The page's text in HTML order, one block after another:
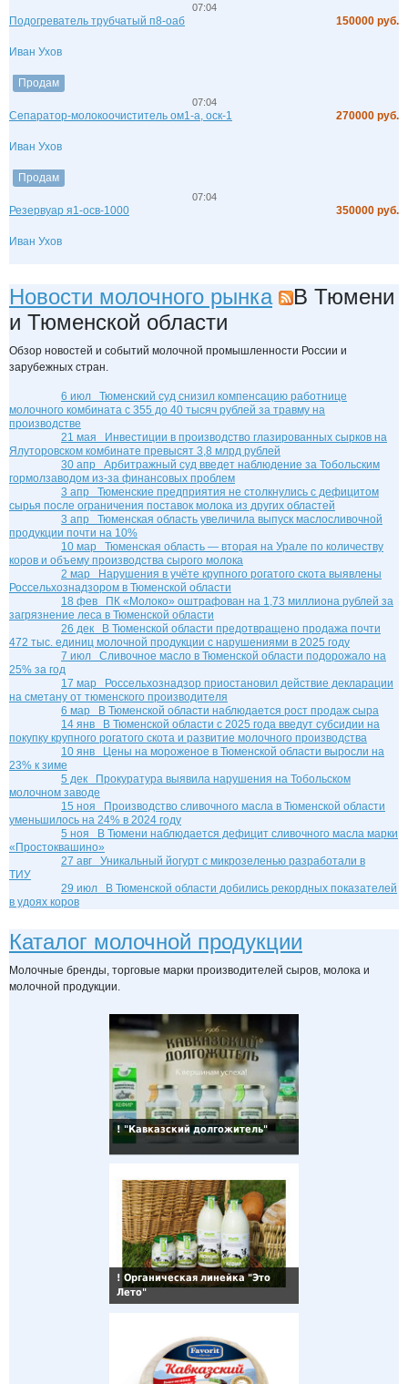
07:04
Подогреватель трубчатый п8-оаб 150000 руб.
Иван Ухов
Продам
07:04
Сепаратор-молокоочиститель ом1-а, оск-1 270000 руб.
Иван Ухов
Продам
07:04
Резервуар я1-осв-1000 350000 руб.
Иван Ухов
Новости молочного рынка
В Тюмени
и Тюменской области
Обзор новостей и событий молочной промышленности России и
зарубежных стран.
6 июл Тюменский суд снизил компенсацию работнице
молочного комбината с 355 до 40 тысяч рублей за травму на
производстве
21 мая Инвестиции в производство глазированных сырков на
Ялуторовском комбинате превысят 3,8 млрд рублей
30 апр Арбитражный суд введет наблюдение за Тобольским
гормолзаводом из-за финансовых проблем
3 апр Тюменские предприятия не столкнулись с дефицитом
сырья после ограничения поставок молока из других областей
3 апр Тюменская область увеличила выпуск маслосливочной
продукции почти на 10%
10 мар Тюменская область — вторая на Урале по количеству
коров и объему производства сырого молока
2 мар Нарушения в учёте крупного рогатого скота выявлены
Россельхознадзором в Тюменской области
18 фев ПК «Молоко» оштрафован на 1,73 миллиона рублей за
загрязнение леса в Тюменской области
26 дек В Тюменской области предотвращено продажа почти
472 тыс. единиц молочной продукции с нарушениями в 2025 году
7 июл Сливочное масло в Тюменской области подорожало на
25% за год
17 мар Россельхознадзор приостановил действие декларации
на сметану от тюменского производителя
6 мар В Тюменской области наблюдается рост продаж сыра
14 янв В Тюменской области с 2025 года введут субсидии на
покупку крупного рогатого скота и развитие молочного производства
10 янв Цены на мороженое в Тюменской области выросли на
23% к зиме
5 дек Прокуратура выявила нарушения на Тобольском
молочном заводе
15 ноя Производство сливочного масла в Тюменской области
уменьшилось на 24% в 2024 году
5 ноя В Тюмени наблюдается дефицит сливочного масла марки
«Простоквашино»
27 авг Уникальный йогурт с микрозеленью разработали в
ТИУ
29 июл В Тюменской области добились рекордных показателей
в удоях коров
Каталог молочной продукции
Молочные бренды, торговые марки производителей сыров, молока и
молочной продукции.
! "Кавказский долгожитель"
! Органическая линейка "Это
Лето"